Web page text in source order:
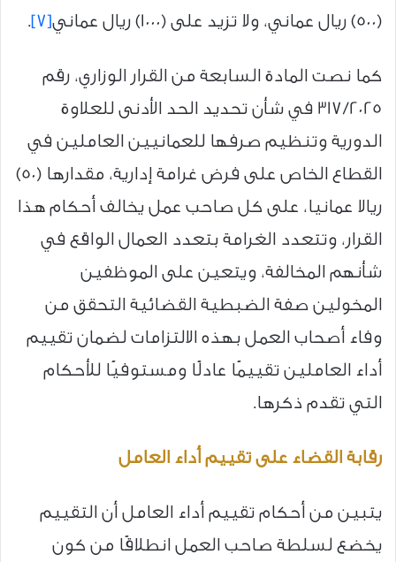
(500) ريال عماني، ولا تزيد على (1000) ريال عماني
[7]
.
كما نصت المادة السابعة من القرار الوزاري، رقم
317/2025 في شأن تحديد الحد الأدنى للعلاوة
الدورية وتنظيم صرفها للعمانيين العاملين في
القطاع الخاص على فرض غرامة إدارية، مقدارها (50)
ريالا عمانيا، على كل صاحب عمل يخالف أحكام هذا
القرار، وتتعدد الغرامة بتعدد العمال الواقع في
شأنهم المخالفة، ويتعين على الموظفين
المخولين صفة الضبطية القضائية التحقق من
وفاء أصحاب العمل بهذه الالتزامات لضمان تقييم
أداء العاملين تقييمًا عادلًا ومستوفيًا للأحكام
التي تقدم ذكرها.
رقابة القضاء على تقييم أداء العامل
يتبين من أحكام تقييم أداء العامل أن التقييم
يخضع لسلطة صاحب العمل انطلاقًا من كون